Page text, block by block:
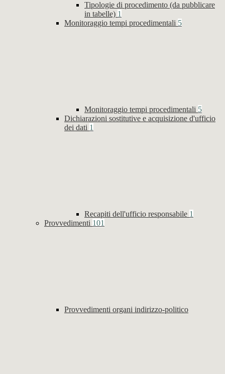
Tipologie di procedimento (da pubblicare
in tabelle) 1
Monitoraggio tempi procedimentali 5
Monitoraggio tempi procedimentali 5
Dichiarazioni sostitutive e acquisizione d'ufficio
dei dati 1
Recapiti dell'ufficio responsabile 1
Provvedimenti 101
Provvedimenti organi indirizzo-politico